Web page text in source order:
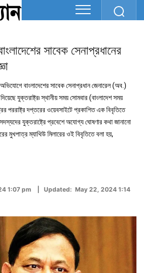
সাবেক সেনাপ্রধানের
বাংলাদেশের সাবেক সেনাপ্রধান জেনারেল (অব.)
যুক্তরাষ্ট্র৷ স্থানীয় সময় সোমবার (বাংলাদেশ সময়
পররাষ্ট্র দপ্তরের ওয়েবসাইটে প্রকাশিত এক বিবৃতিতে
যুক্তরাষ্ট্রে প্রবেশে অযোগ্য ঘোষণার কথা জানানো
মুখপাত্র ম্যাথিউ মিলারের ওই বিবৃতিতে বলা হয়,
1:07 pm | Updated: May 22, 2024 1:14